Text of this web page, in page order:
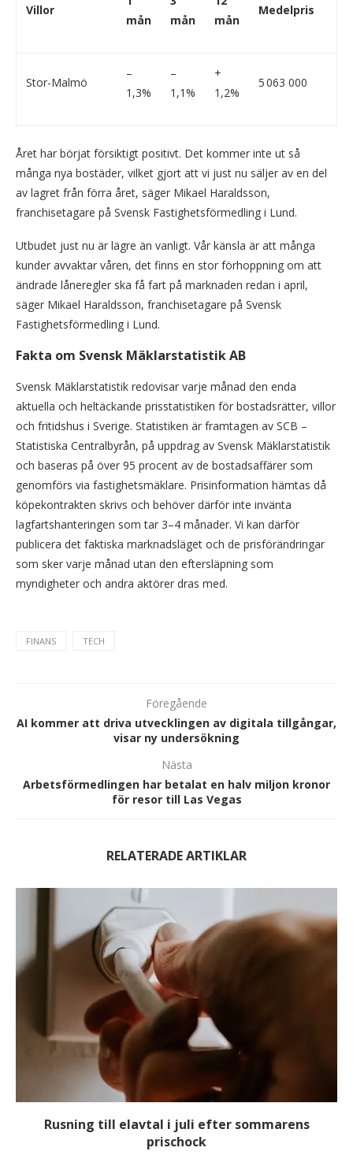
Villor
mån
mån
mån
Medelpris
Stor-Malmö
–
1,3%
–
1,1%
+
1,2%
5 063 000
Året har börjat försiktigt positivt. Det kommer inte ut så
många nya bostäder, vilket gjort att vi just nu säljer av en del
av lagret från förra året, säger Mikael Haraldsson,
franchisetagare på Svensk Fastighetsförmedling i Lund.
Utbudet just nu är lägre än vanligt. Vår känsla är att många
kunder avvaktar våren, det finns en stor förhoppning om att
ändrade låneregler ska få fart på marknaden redan i april,
säger Mikael Haraldsson, franchisetagare på Svensk
Fastighetsförmedling i Lund.
Fakta om Svensk Mäklarstatistik AB
Svensk Mäklarstatistik redovisar varje månad den enda
aktuella och heltäckande prisstatistiken för bostadsrätter, villor
och fritidshus i Sverige. Statistiken är framtagen av SCB –
Statistiska Centralbyrån, på uppdrag av Svensk Mäklarstatistik
och baseras på över 95 procent av de bostadsaffärer som
genomförs via fastighetsmäklare. Prisinformation hämtas då
köpekontrakten skrivs och behöver därför inte invänta
lagfartshanteringen som tar 3–4 månader. Vi kan därför
publicera det faktiska marknadsläget och de prisförändringar
som sker varje månad utan den eftersläpning som
myndigheter och andra aktörer dras med.
FINANS TECH
Föregående
AI kommer att driva utvecklingen av digitala tillgångar,
visar ny undersökning
Nästa
Arbetsförmedlingen har betalat en halv miljon kronor
för resor till Las Vegas
RELATERADE ARTIKLAR
Rusning till elavtal i juli efter sommarens
prischock